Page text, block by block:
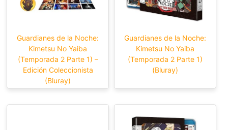
Guardianes de la Noche:
Kimetsu No Yaiba
(Temporada 2 Parte 1) –
Edición Coleccionista
(Bluray)
Guardianes de la Noche:
Kimetsu No Yaiba
(Temporada 2 Parte 1)
(Bluray)